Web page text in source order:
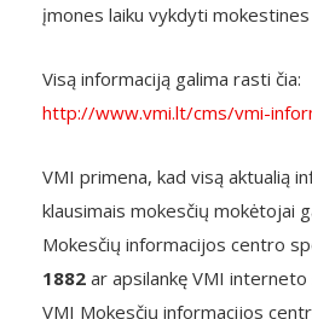
įmones laiku vykdyti
Visą informaciją galima rasti čia:
http://www.vmi.lt/cms/vmi-
VMI primena, kad visą aktualią
klausimais mokesčių mokėtojai
Mokesčių informacijos centro
1882 ar apsilankę VMI
VMI Mokesčių informacijos